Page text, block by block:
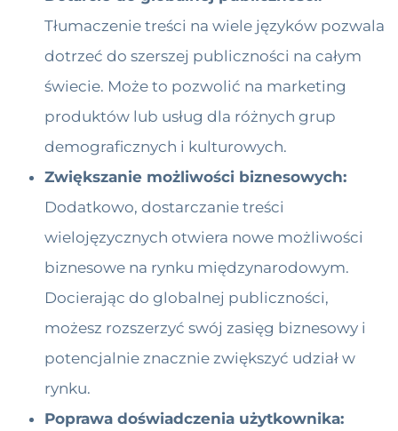
Tłumaczenie treści na wiele języków pozwala
dotrzeć do szerszej publiczności na całym
świecie. Może to pozwolić na marketing
produktów lub usług dla różnych grup
demograficznych i kulturowych.
Zwiększanie możliwości biznesowych:
Dodatkowo, dostarczanie treści
wielojęzycznych otwiera nowe możliwości
biznesowe na rynku międzynarodowym.
Docierając do globalnej publiczności,
możesz rozszerzyć swój zasięg biznesowy i
potencjalnie znacznie zwiększyć udział w
rynku.
Poprawa doświadczenia użytkownika: